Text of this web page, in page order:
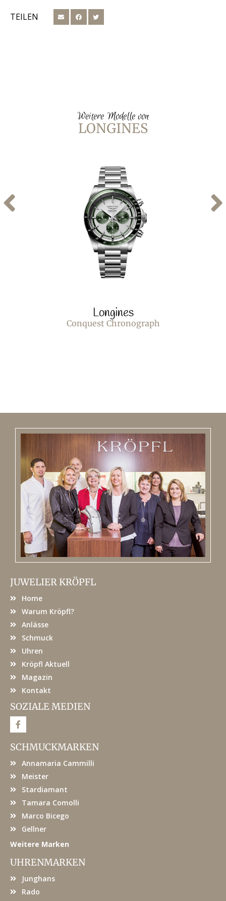
TEILEN
Weitere Modelle von
LONGINES
Longines
Conquest Chronograph
JUWELIER KRÖPFL
Home
Warum Kröpfl?
Anlässe
Schmuck
Uhren
Kröpfl Aktuell
Magazin
Kontakt
SOZIALE MEDIEN
F
a
e
b
o
SCHMUCKMARKEN
Annamaria Cammilli
Meister
Stardiamant
Tamara Comolli
Marco Bicego
Gellner
Weitere Marken
UHRENMARKEN
Junghans
Rado